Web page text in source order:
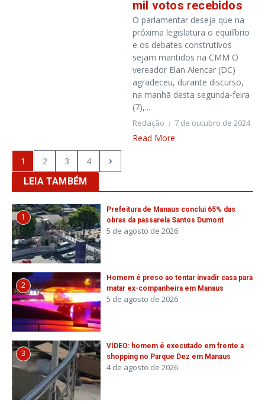
mil votos recebidos
O parlamentar deseja que na
próxima legislatura o equilíbrio
e os debates construtivos
sejam mantidos na CMM O
vereador Elan Alencar (DC)
agradeceu, durante discurso,
na manhã desta segunda-feira
(7),...
Redação 7 de outubro de 2024
Read More
1 2 3
4
LEIA TAMBÉM
1
Prefeitura de Manaus conclui 65% das
obras da passarela Santos Dumont
5 de agosto de 2026
2
Homem é preso ao tentar invadir casa para
matar ex-companheira em Manaus
5 de agosto de 2026
3
VÍDEO: homem é executado em frente a
shopping no Parque Dez em Manaus
4 de agosto de 2026